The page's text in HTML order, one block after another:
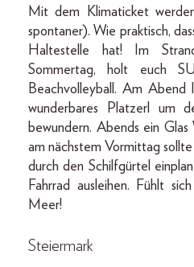
Mit dem Klimaticket
spontaner). Wie praktisch,
Haltestelle hat! Im
Sommertag, holt euch
Beachvolleyball. Am
wunderbares Platzerl um
bewundern. Abends ein
am nächstem Vormittag
durch den Schilfgürtel
Fahrrad ausleihen. Fühlt
Meer!
Steiermark